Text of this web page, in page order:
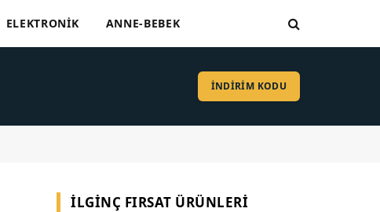
ELEKTRONIK ANNE-BEBEK
İNDİRİM KODU
İLGINÇ FIRSAT ÜRÜNLERI